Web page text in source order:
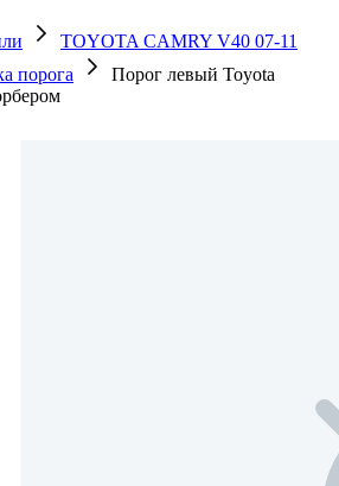
TOYOTA CAMRY V40 07-11
порога
Порог левый Toyota